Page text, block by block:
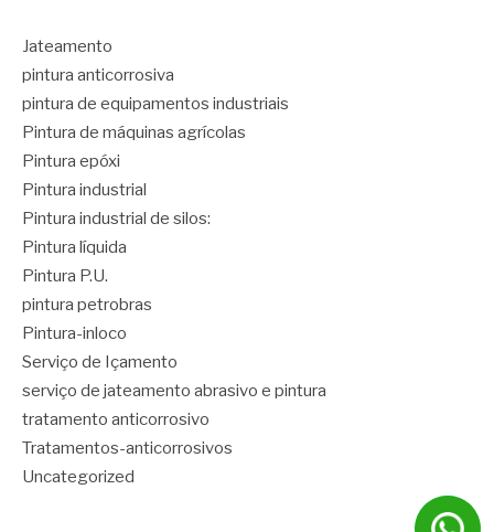
Jateamento
pintura anticorrosiva
pintura de equipamentos industriais
Pintura de máquinas agrícolas
Pintura epóxi
Pintura industrial
Pintura industrial de silos:
Pintura líquida
Pintura P.U.
pintura petrobras
Pintura-inloco
Serviço de Içamento
serviço de jateamento abrasivo e pintura
tratamento anticorrosivo
Tratamentos-anticorrosivos
Uncategorized